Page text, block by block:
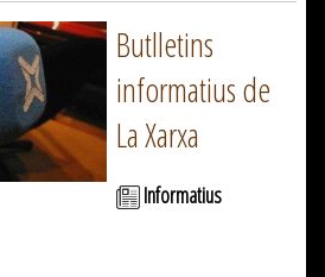
Butlletins
informatius de
La Xarxa
Informatius